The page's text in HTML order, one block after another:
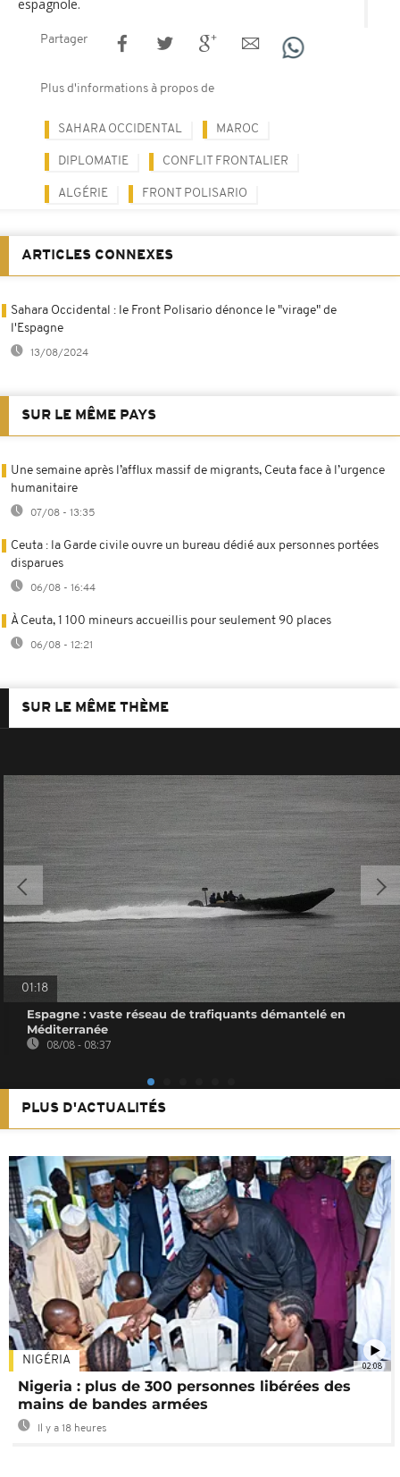
espagnole.
Partager
Plus d'informations à propos de
SAHARA OCCIDENTAL MAROC
DIPLOMATIE CONFLIT FRONTALIER
ALGÉRIE FRONT POLISARIO
ARTICLES CONNEXES
Sahara Occidental : le Front Polisario dénonce le "virage" de
l'Espagne
13/08/2024
SUR LE MÊME PAYS
Une semaine après l’afflux massif de migrants, Ceuta face à l’urgence
humanitaire
07/08 - 13:35
Ceuta : la Garde civile ouvre un bureau dédié aux personnes portées
disparues
06/08 - 16:44
À Ceuta, 1 100 mineurs accueillis pour seulement 90 places
06/08 - 12:21
SUR LE MÊME THÈME
01:18
Espagne : vaste réseau de trafiquants démantelé en
Méditerranée
08/08 - 08:37
PLUS D'ACTUALITÉS
02:08
NIGÉRIA
Nigeria : plus de 300 personnes libérées des
mains de bandes armées
Il y a 18 heures